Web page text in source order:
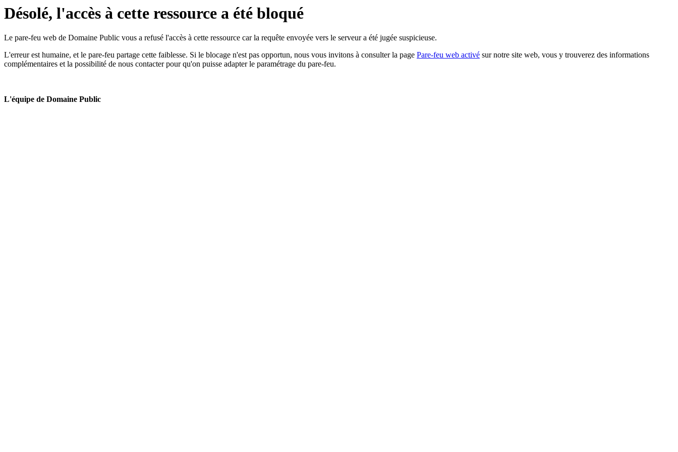
Désolé, l'accès à cette ressource a été bloqué
Le pare-feu web de Domaine Public vous a refusé l'accès à cette ressource car la requête envoyée vers le serveur a été jugée suspicieuse.
L'erreur est humaine, et le pare-feu partage cette faiblesse. Si le blocage n'est pas opportun, nous vous invitons à consulter la page Pare-feu web activé sur notre site web, vous y trouverez des informations
complémentaires et la possibilité de nous contacter pour qu'on puisse adapter le paramétrage du pare-feu.
L'équipe de Domaine Public